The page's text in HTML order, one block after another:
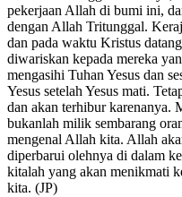
pekerjaan Allah di bumi ini,
dengan Allah Tritunggal.
dan pada waktu Kristus
diwariskan kepada mereka
mengasihi Tuhan Yesus dan
Yesus setelah Yesus mati.
dan akan terhibur karenanya.
bukanlah milik sembarang
mengenal Allah kita. Allah
diperbarui olehnya di dalam
kitalah yang akan menikmati
kita. (JP)